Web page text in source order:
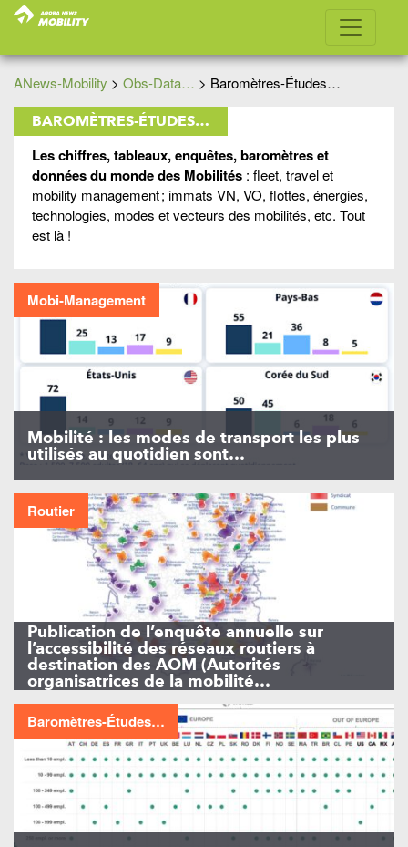
ANews-Mobility > Obs-Data… > Baromètres-Études…
BAROMÈTRES-ÉTUDES…
Les chiffres, tableaux, enquêtes, baromètres et
données du monde des Mobilités : fleet, travel et
mobility management ; immats VN, VO, flottes, énergies,
technologies, modes et vecteurs des mobilités, etc. Tout
est là !
Mobi-Management
Mobilité : les modes de transport les plus
utilisés au quotidien sont…
Routier
Publication de l’enquête annuelle sur
l’accessibilité des réseaux routiers à
destination des AOM (Autorités
organisatrices de la mobilité…
Baromètres-Études…